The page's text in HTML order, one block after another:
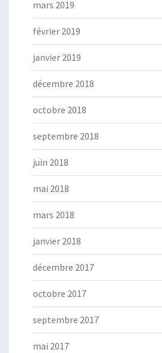
mars 2019
février 2019
janvier 2019
décembre 2018
octobre 2018
septembre 2018
juin 2018
mai 2018
mars 2018
janvier 2018
décembre 2017
octobre 2017
septembre 2017
mai 2017